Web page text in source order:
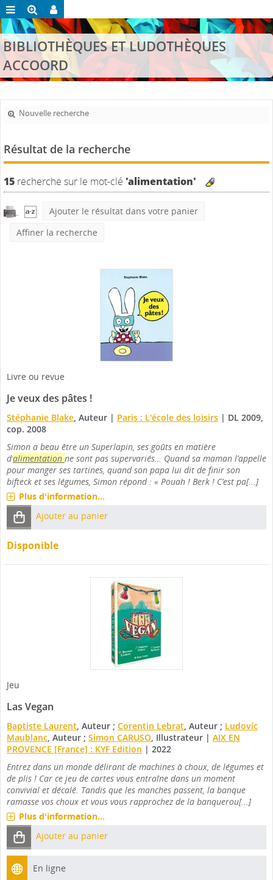
BIBLIOTHÈQUES ET LUDOTHÈQUES
ACCOORD
Nouvelle recherche
Résultat de la recherche
15 recherche sur le mot-clé 'alimentation'
Ajouter le résultat dans votre panier
Affiner la recherche
Livre ou revue
Je veux des pâtes !
Stéphanie Blake, Auteur | Paris : L'école des loisirs | DL 2009,
cop. 2008
Simon a beau être un Superlapin, ses goûts en matière
d’alimentation ne sont pas supervariés… Quand sa maman l’appelle
pour manger ses tartines, quand son papa lui dit de finir son
bifteck et ses légumes, Simon répond : « Pouah ! Berk ! C’est pa[...]
Plus d'information...
Ajouter au panier
Disponible
Jeu
Las Vegan
Baptiste Laurent, Auteur ; Corentin Lebrat, Auteur ; Ludovic
Maublanc, Auteur ; Simon CARUSO, Illustrateur | AIX EN
PROVENCE [France] : KYF Edition | 2022
Entrez dans un monde délirant de machines à choux, de légumes et
de plis ! Car ce jeu de cartes vous entraîne dans un moment
convivial et décalé. Tandis que les manches passent, la banque
ramasse vos choux et vous vous rapprochez de la banquerou[...]
Plus d'information...
Ajouter au panier
En ligne